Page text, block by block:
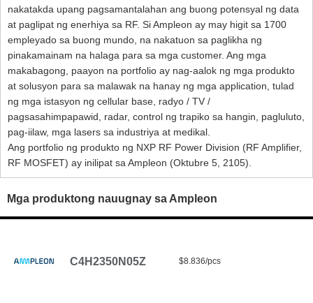
nakatakda upang pagsamantalahan ang buong potensyal ng data
at paglipat ng enerhiya sa RF. Si Ampleon ay may higit sa 1700
empleyado sa buong mundo, na nakatuon sa paglikha ng
pinakamainam na halaga para sa mga customer. Ang mga
makabagong, paayon na portfolio ay nag-aalok ng mga produkto
at solusyon para sa malawak na hanay ng mga application, tulad
ng mga istasyon ng cellular base, radyo / TV /
pagsasahimpapawid, radar, control ng trapiko sa hangin, pagluluto,
pag-iilaw, mga lasers sa industriya at medikal.
Ang portfolio ng produkto ng NXP RF Power Division (RF Amplifier,
RF MOSFET) ay inilipat sa Ampleon (Oktubre 5, 2105).
Mga produktong nauugnay sa Ampleon
C4H2350N05Z $8.836/pcs